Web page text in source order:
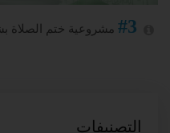
#3 مشروعية ختم
التصنيفات